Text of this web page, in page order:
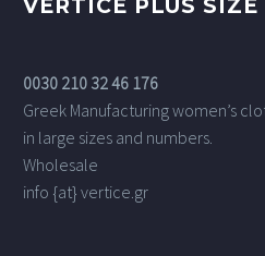
VERTICE PLUS
0030 210 32 46 176
Greek Manufacturing women’s
in large sizes and numbers.
Wholesale
info {at} vertice.gr